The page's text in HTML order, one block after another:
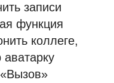
записи
функция
коллеге,
аватарку